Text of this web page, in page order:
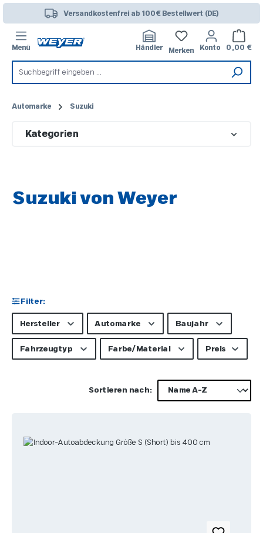
Zum Hauptinhalt springenVersandkostenfrei ab 100€ Bestellwert (DE)
Menü Händler Merken Konto 0,00 €
Automarke Suzuki
Kategorien
Suzuki von Weyer
Filter:
Hersteller Automarke Baujahr
Fahrzeugtyp Farbe/Material Preis
Sortieren nach: